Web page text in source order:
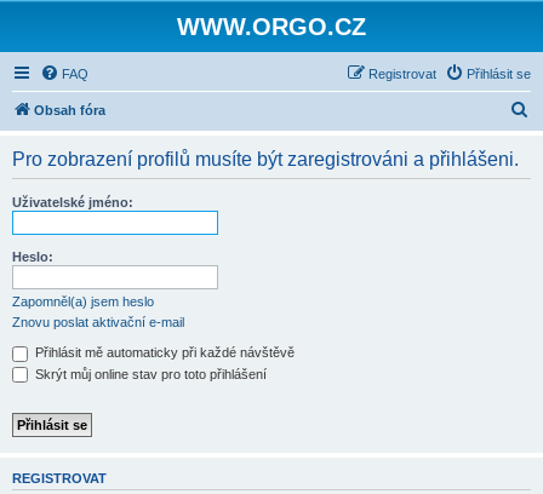
WWW.ORGO.CZ
FAQ Přihlásit se
Registrovat
Obsah fóra
Pro zobrazení profilů musíte být zaregistrováni a přihlášeni.
Uživatelské jméno:
Heslo:
Zapomněl(a) jsem heslo
Znovu poslat aktivační e-mail
Přihlásit mě automaticky při každé návštěvě
Skrýt můj online stav pro toto přihlášení
REGISTROVAT